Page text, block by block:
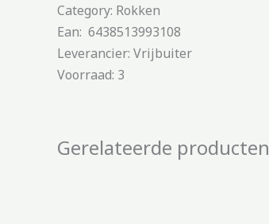
Category: Rokken
Ean: 6438513993108
Leverancier: Vrijbuiter
Voorraad: 3
Gerelateerde producten